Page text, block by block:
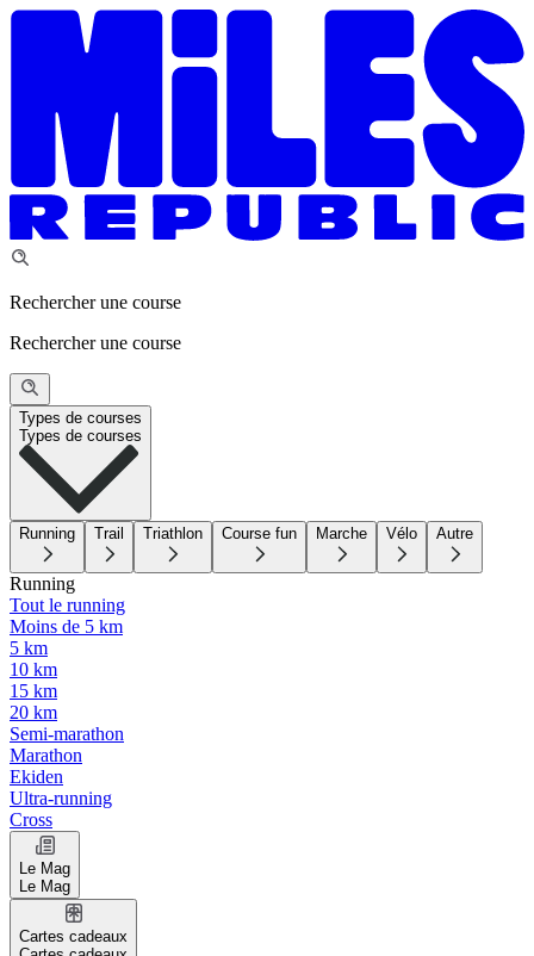
Rechercher une course
Rechercher une course
Types de courses
Types de courses
Running Trail Triathlon Course fun Marche Vélo Autre
Running
Tout le running
Moins de 5 km
5 km
10 km
15 km
20 km
Semi-marathon
Marathon
Ekiden
Ultra-running
Cross
Le Mag
Le Mag
Cartes cadeaux